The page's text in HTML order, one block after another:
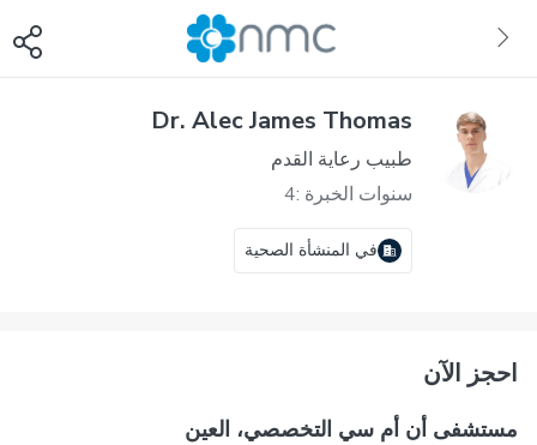
Dr. Alec James Thomas
طبيب رعاية القدم
سنوات الخبرة :4
في المنشأة الصحية
احجز الآن
مستشفى أن أم سي التخصصي، العين